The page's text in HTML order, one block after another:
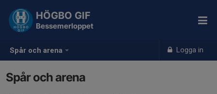
Spår och arena Logga in
HÖGBO GIF
Bessemerloppet
Spår och arena